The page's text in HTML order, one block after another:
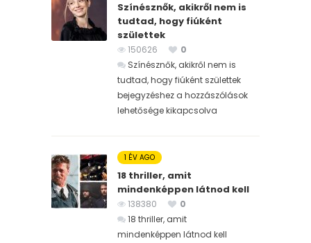
Színésznők, akikről nem is
tudtad, hogy fiúként
születtek
150626
0
Színésznők, akikről nem is
tudtad, hogy fiúként születtek
bejegyzéshez a hozzászólások
lehetősége kikapcsolva
1 ÉV AGO
18 thriller, amit
mindenképpen látnod kell
138380
0
18 thriller, amit
mindenképpen látnod kell